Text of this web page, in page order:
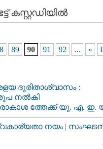
കസ്റ്റഡിയില്‍
89 90 91 92 ... »
ദുരിതാശ്വാസം :
നൽകി
ത്തേക്ക് യു. എ. ഇ.
നയം |